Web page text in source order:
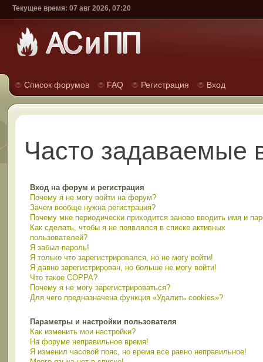
Текущее время: 07 авг 2026, 07:20
Список форумов FAQ Регистрация Вход
Часто задаваемые
Вход на форум и регистрация
Почему я не могу войти на форум?
Зачем вообще нужна регистрация?
Почему мне периодически приходится заново вводить имя и
Как сделать, чтобы я не появлялся в списке активных
пользователей?
Я забыл пароль!
Я только что зарегистрировался, но не могу войти!
Я давно зарегистрирован, но больше не могу войти!
Что такое COPPA?
Почему я не могу зарегистрироваться?
Для чего предназначена функция «Удалить cookies»?
Параметры и настройки пользователя
Как изменить мои настройки?
На форуме неправильное время!
Я изменил часовой пояс, но время все равно неправильное!